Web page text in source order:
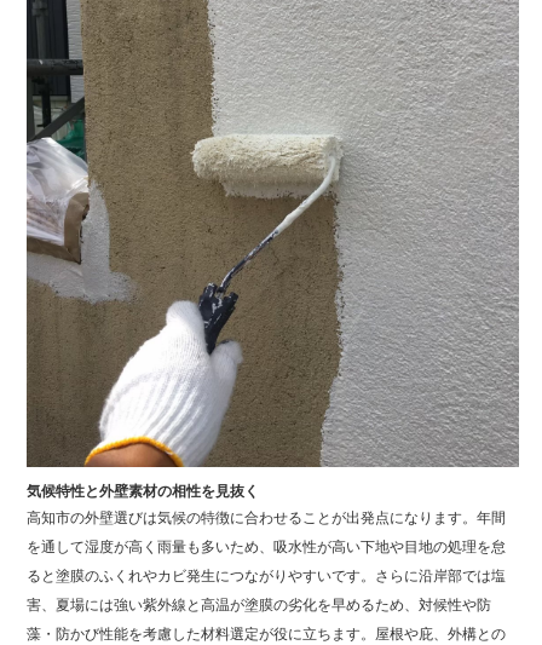
気候特性と外壁素材の相性を見抜く
高知市の外壁選びは気候の特徴に合わせることが出発点になります。年間
を通して湿度が高く雨量も多いため、吸水性が高い下地や目地の処理を怠
ると塗膜のふくれやカビ発生につながりやすいです。さらに沿岸部では塩
害、夏場には強い紫外線と高温が塗膜の劣化を早めるため、対候性や防
藻・防かび性能を考慮した材料選定が役に立ちます。屋根や庇、外構との